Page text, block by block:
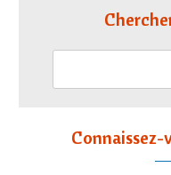
Connaissez-